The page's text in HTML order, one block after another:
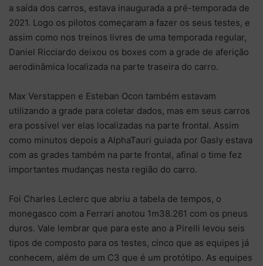
a saída dos carros, estava inaugurada a pré-temporada de
2021. Logo os pilotos começaram a fazer os seus testes, e
assim como nos treinos livres de uma temporada regular,
Daniel Ricciardo deixou os boxes com a grade de aferição
aerodinâmica localizada na parte traseira do carro.
Max Verstappen e Esteban Ocon também estavam
utilizando a grade para coletar dados, mas em seus carros
era possível ver elas localizadas na parte frontal. Assim
como minutos depois a AlphaTauri guiada por Gasly estava
com as grades também na parte frontal, afinal o time fez
importantes mudanças nesta região do carro.
Foi Charles Leclerc que abriu a tabela de tempos, o
monegasco com a Ferrari anotou 1m38.261 com os pneus
duros. Vale lembrar que para este ano a Pirelli levou seis
tipos de composto para os testes, cinco que as equipes já
conhecem, além de um C3 que é um protótipo. As equipes